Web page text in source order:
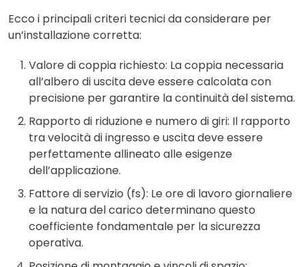
Ecco i principali criteri tecnici da considerare per
un’installazione corretta:
Valore di coppia richiesto: La coppia necessaria
all’albero di uscita deve essere calcolata con
precisione per garantire la continuità del sistema.
Rapporto di riduzione e numero di giri: Il rapporto
tra velocità di ingresso e uscita deve essere
perfettamente allineato alle esigenze
dell’applicazione.
Fattore di servizio (fs): Le ore di lavoro giornaliere
e la natura del carico determinano questo
coefficiente fondamentale per la sicurezza
operativa.